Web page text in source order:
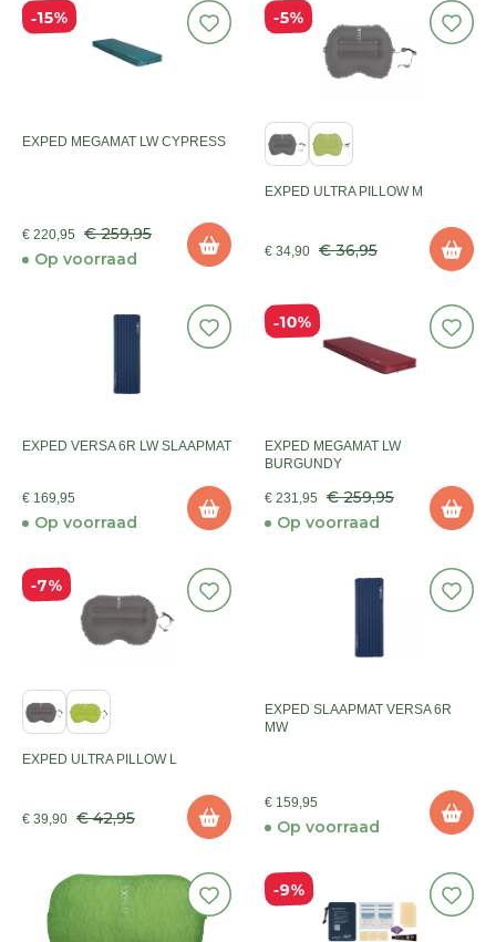
15%
EXPED MEGAMAT LW CYPRESS
€ 220,95
€ 259,95
Op voorraad
5%
EXPED ULTRA PILLOW M
€ 34,90 € 36,95
EXPED VERSA 6R LW SLAAPMAT
€ 169,95
Op voorraad
10%
EXPED MEGAMAT LW
BURGUNDY
€ 231,95
€ 259,95
Op voorraad
7%
EXPED ULTRA PILLOW L
€ 39,90 € 42,95
EXPED SLAAPMAT VERSA 6R
MW
€ 159,95
Op voorraad
9%